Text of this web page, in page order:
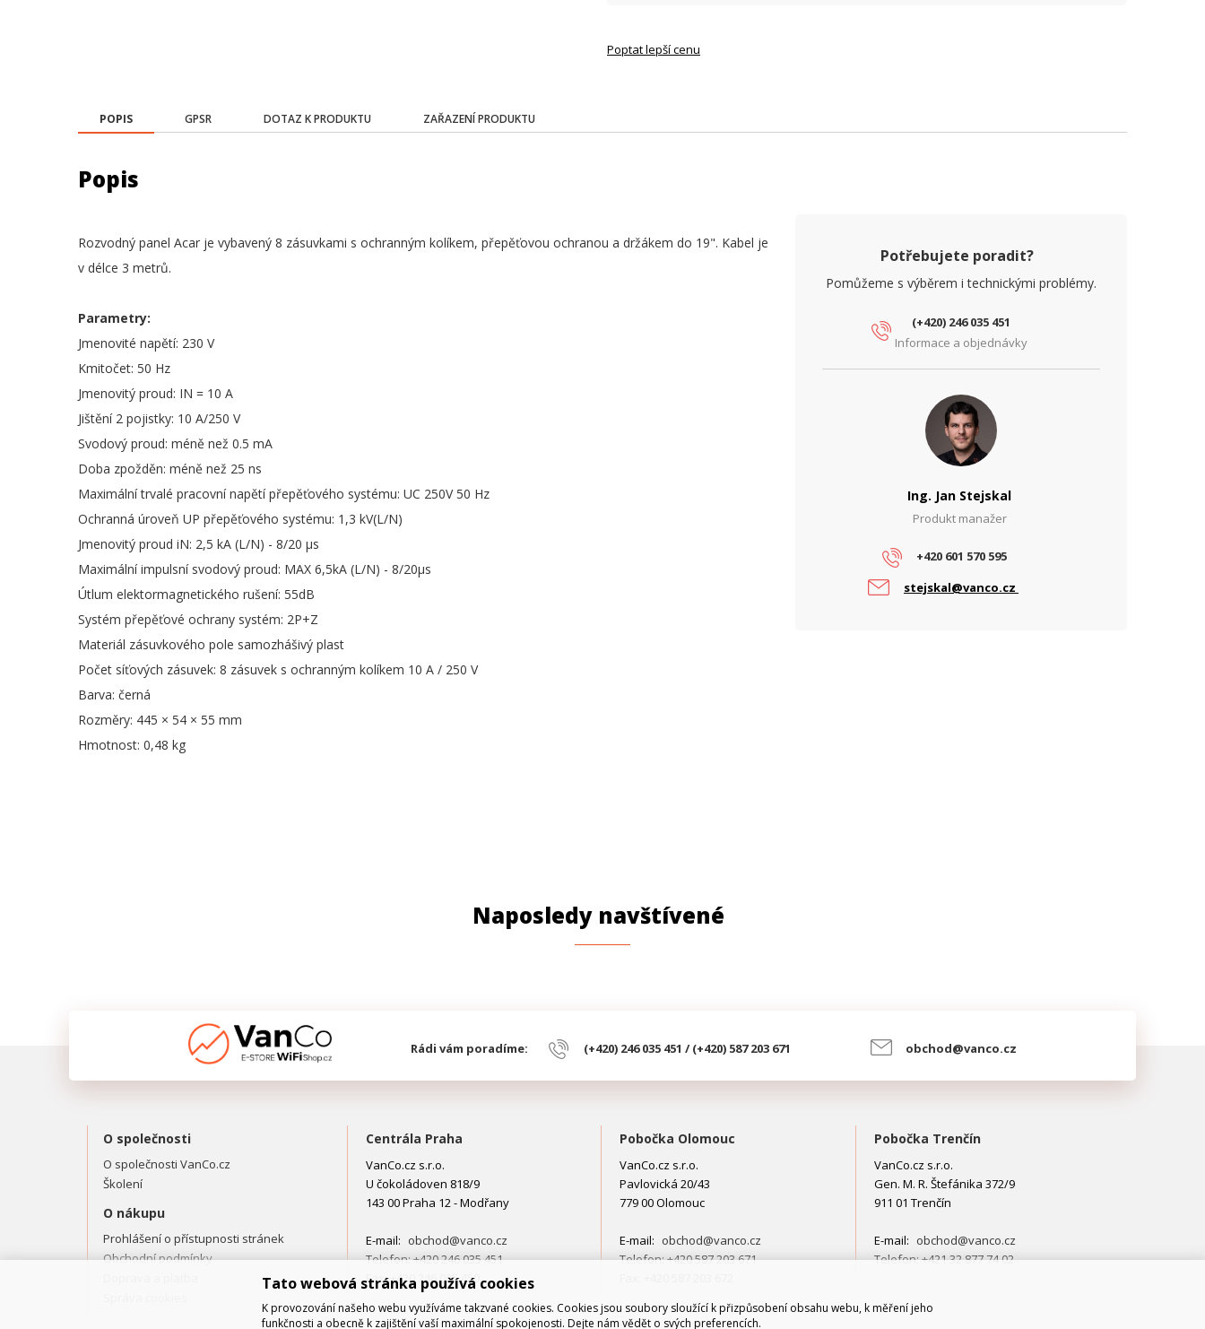
Poptat lepší cenu
POPIS GPSR DOTAZ K PRODUKTU ZAŘAZENÍ PRODUKTU
Popis
Rozvodný panel Acar je vybavený 8 zásuvkami s ochranným kolíkem, přepěťovou ochranou a držákem do 19". Kabel je
v délce 3 metrů.
Parametry:
Jmenovité napětí: 230 V
Kmitočet: 50 Hz
Jmenovitý proud: IN = 10 A
Jištění 2 pojistky: 10 A/250 V
Svodový proud: méně než 0.5 mA
Doba zpožděn: méně než 25 ns
Maximální trvalé pracovní napětí přepěťového systému: UC 250V 50 Hz
Ochranná úroveň UP přepěťového systému: 1,3 kV(L/N)
Jmenovitý proud iN: 2,5 kA (L/N) - 8/20 µs
Maximální impulsní svodový proud: MAX 6,5kA (L/N) - 8/20µs
Útlum elektormagnetického rušení: 55dB
Systém přepěťové ochrany systém: 2P+Z
Materiál zásuvkového pole samozhášivý plast
Počet síťových zásuvek: 8 zásuvek s ochranným kolíkem 10 A / 250 V
Barva: černá
Rozměry: 445 × 54 × 55 mm
Hmotnost: 0,48 kg
Potřebujete poradit?
Pomůžeme s výběrem i technickými problémy.
(+420) 246 035 451
Informace a objednávky
Ing. Jan Stejskal
Produkt manažer
+420 601 570 595
stejskal@vanco.cz
Naposledy navštívené
Rádi vám poradíme: (+420) 246 035 451 / (+420) 587 203 671 obchod@vanco.cz
O společnosti
O společnosti VanCo.cz
Školení
O nákupu
Prohlášení o přístupnosti stránek
Obchodní podmínky
Centrála Praha
VanCo.cz s.r.o.
U čokoládoven 818/9
143 00 Praha 12 - Modřany
E-mail: obchod@vanco.cz
Telefon: +420 246 035 451
Fax: +420 246 035 450
Pobočka Olomouc
VanCo.cz s.r.o.
Pavlovická 20/43
779 00 Olomouc
E-mail: obchod@vanco.cz
Telefon: +420 587 203 671
Pobočka Trenčín
VanCo.cz s.r.o.
Gen. M. R. Štefánika 372/9
911 01 Trenčín
E-mail: obchod@vanco.cz
Telefon: +421 32 877 74 02
Tato webová stránka používá cookies
K provozování našeho webu využíváme takzvané cookies. Cookies jsou soubory sloužící k přizpůsobení obsahu webu, k měření jeho
funkčnosti a obecně k zajištění vaší maximální spokojenosti. Dejte nám vědět o svých preferencích.